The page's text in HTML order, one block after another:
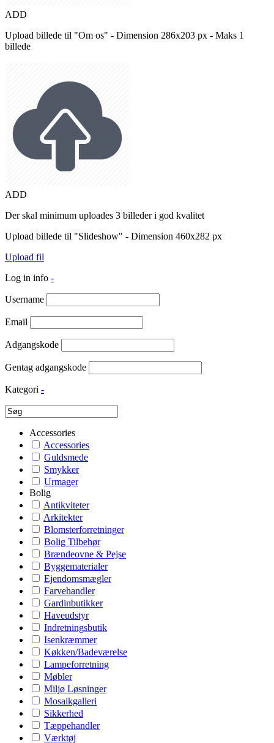
ADD
Upload billede til "Om os" - Dimension 286x203 px - Maks 1
billede
ADD
Der skal minimum uploades 3 billeder i god kvalitet
Upload billede til "Slideshow" - Dimension 460x282 px
Upload fil
Log in info -
Username
Email
Adgangskode
Gentag adgangskode
Kategori -
Accessories
Accessories
Guldsmede
Smykker
Urmager
Bolig
Antikviteter
Arkitekter
Blomsterforretninger
Bolig Tilbehør
Brændeovne & Pejse
Byggematerialer
Ejendomsmægler
Farvehandler
Gardinbutikker
Haveudstyr
Indretningsbutik
Isenkræmmer
Køkken/Badeværelse
Lampeforretning
Møbler
Miljø Løsninger
Mosaikgalleri
Sikkerhed
Tæppehandler
Værktøj